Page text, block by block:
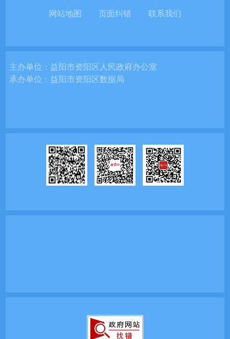
网站地图 页面纠错 联系我们
主办单位：益阳市资阳区人民政府办公室
承办单位：益阳市资阳区数据局